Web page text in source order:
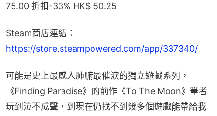
75.00 折扣-33% HK$ 50.25
Steam商店連結：
https://store.steampowered.com/app/337340/
可能是史上最感人肺腑最催淚的獨立遊戲系列，
《Finding Paradise》的前作《To The Moon》筆者
玩到泣不成聲，到現在仍找不到幾多個遊戲能帶給我